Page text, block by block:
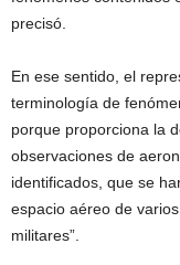
precisó.
En ese sentido, el
terminología de
porque proporciona la
observaciones de
identificados, que se
espacio aéreo de
militares”.